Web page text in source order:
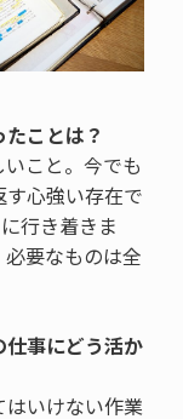
ことは？
こと。今でも
心強い存在で
行き着きま
要なものは全
事にどう活か
いけない作業